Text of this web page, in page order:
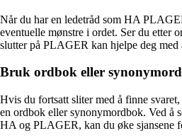
Når du har en ledetråd som HA
eventuelle mønstre i ordet. Ser du etter
slutter på PLAGER kan hjelpe deg med
Bruk ordbok eller
Hvis du fortsatt sliter med å finne
en ordbok eller synonymordbok. Ved å
HA og PLAGER, kan du øke sjansene